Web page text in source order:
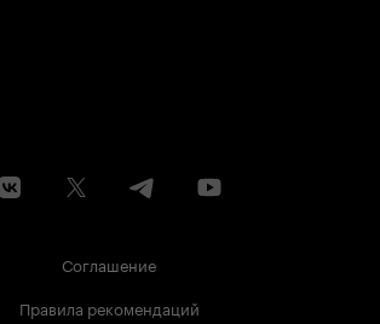
Соглашение
Правила рекомендаций